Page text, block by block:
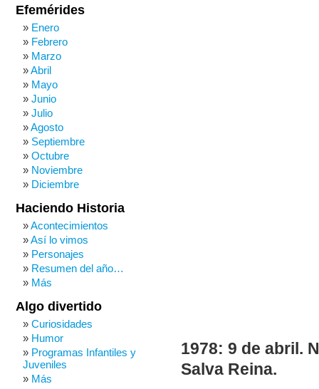
1978: 9 de abril.
Salva Reina.
Efemérides
Enero
Febrero
Marzo
Abril
Mayo
Junio
Julio
Agosto
Septiembre
Octubre
Noviembre
Diciembre
Haciendo Historia
Acontecimientos
Así lo vimos
Personajes
Resumen del año…
Más
Algo divertido
Curiosidades
Humor
Programas Infantiles y
Juveniles
Más